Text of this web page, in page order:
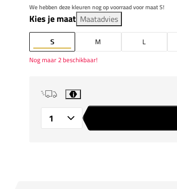
We hebben deze kleuren nog op voorraad voor maat S!
Kies je maat Maatadvies
S M L
Nog maar 2 beschikbaar!
i